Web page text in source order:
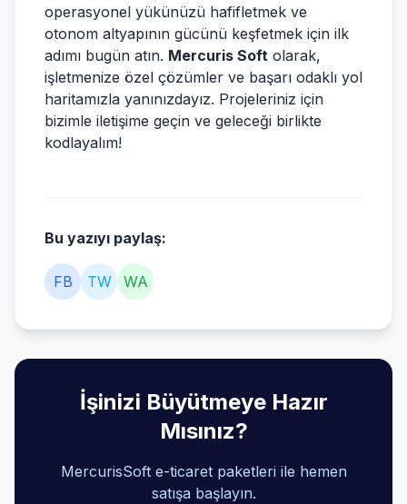
operasyonel yükünüzü hafifletmek ve
otonom altyapının gücünü keşfetmek için ilk
adımı bugün atın. Mercuris Soft olarak,
işletmenize özel çözümler ve başarı odaklı yol
haritamızla yanınızdayız. Projeleriniz için
bizimle iletişime geçin ve geleceği birlikte
kodlayalım!
Bu yazıyı paylaş:
FB TW WA
İşinizi Büyütmeye Hazır
Mısınız?
MercurisSoft e-ticaret paketleri ile hemen
satışa başlayın.